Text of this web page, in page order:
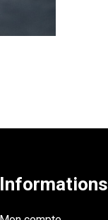
Informations